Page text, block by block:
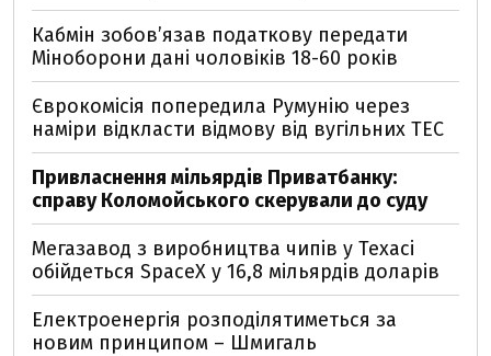
Кабмін зобовʼязав податкову передати
Міноборони дані чоловіків 18-60 років
Єврокомісія попередила Румунію через
наміри відкласти відмову від вугільних ТЕС
Привласнення мільярдів Приватбанку:
справу Коломойського скерували до суду
Мегазавод з виробництва чипів у Техасі
обійдеться SpaceX у 16,8 мільярдів доларів
Електроенергія розподілятиметься за
новим принципом – Шмигаль